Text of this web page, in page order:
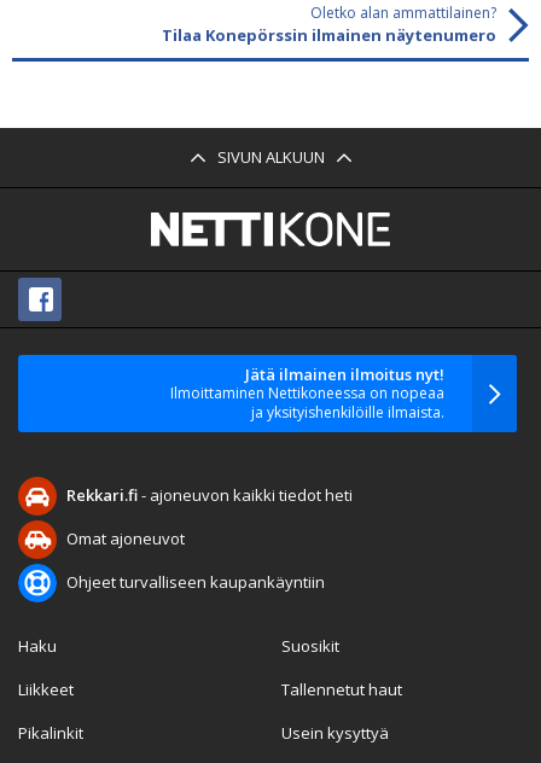
Oletko alan ammattilainen?
Tilaa Konepörssin ilmainen näytenumero
SIVUN ALKUUN
Jätä ilmainen ilmoitus nyt!
Ilmoittaminen Nettikoneessa on nopeaa
ja yksityishenkilöille ilmaista.
Rekkari.fi- ajoneuvon kaikki tiedot heti
Omat ajoneuvot
Ohjeet turvalliseen kaupankäyntiin
Haku
Liikkeet
Pikalinkit
Suosikit
Tallennetut haut
Usein kysyttyä